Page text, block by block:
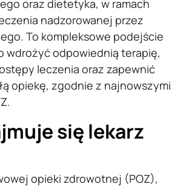
oraz dietetyka, w ramach
nadzorowanej przez
To kompleksowe podejście
wdrożyć odpowiednią terapię,
leczenia oraz zapewnić
opiekę, zgodnie z najnowszymi
się lekarz
opieki zdrowotnej (POZ),